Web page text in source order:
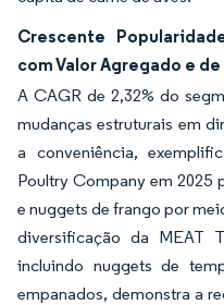
Crescente
com Valor Agregado e
A CAGR de 2,32% do
mudanças estruturais em
a conveniência,
Poultry Company em 2025
e nuggets de frango por
diversificação da MEAT
incluindo nuggets de
empanados, demonstra a